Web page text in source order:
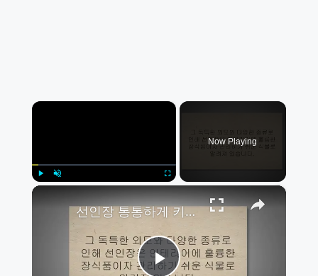
×
Now Playing
×
선인장 통통하게 키우기 위한 13가지 팁